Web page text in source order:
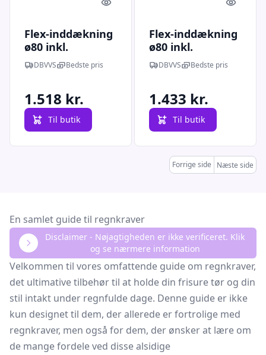
Quick look
Flex-inddækning
ø80 inkl.
regnkrave 33-45
gr.
DBVVS Bedste pris
1.518 kr.
Til butik
Quick
Flex-inddækning
ø80 inkl.
regnkrave 11-32
gr.
DBVVS Bedste pris
1.433 kr.
Til butik
Forrige side Næste side
En samlet guide til regnkraver
Disclaimer - Nøjagtigheden er ikke verificeret. Klik
og se nærmere information
Velkommen til vores omfattende guide om regnkraver,
det ultimative tilbehør til at holde din frisure tør og din
stil intakt under regnfulde dage. Denne guide er ikke
kun designet til dem, der allerede er fortrolige med
regnkraver, men også for dem, der ønsker at lære om
de mange fordele ved disse alsidige